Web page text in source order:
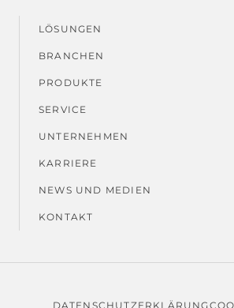
Fußmenü
LÖSUNGEN
BRANCHEN
PRODUKTE
SERVICE
UNTERNEHMEN
KARRIERE
NEWS UND MEDIEN
KONTAKT
DATENSCHUTZERKLÄRUNG